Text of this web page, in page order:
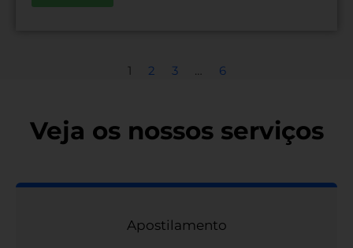
1 2 3 … 6
Veja os nossos serviços
Apostilamento